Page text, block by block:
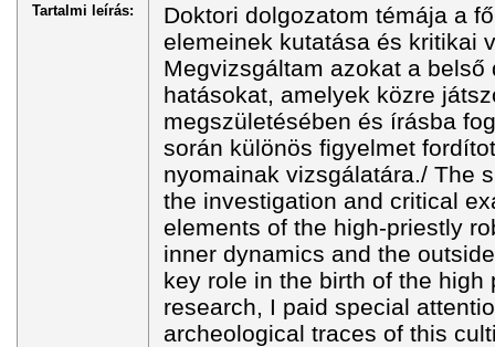
Tartalmi leírás:
Doktori dolgozatom témája a
elemeinek kutatása és kritikai
Megvizsgáltam azokat a
hatásokat, amelyek közre
megszületésében és írásba
során különös figyelmet
nyomainak vizsgálatára./ The
the investigation and critical
elements of the high-priestly
inner dynamics and the
key role in the birth of the high
research, I paid special
archeological traces of this